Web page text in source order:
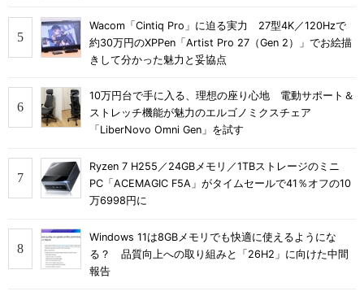
Wacom「Cintiq Pro」に迫る実力 27型4K／120Hzで
約30万円のXPPen「Artist Pro 27（Gen 2）」でお絵描
きして分かった魅力と妥協点
10万円台で手に入る、理想の座り心地 電動サポート＆
ストレッチ機能が魅力のエルゴノミクスチェア
「LiberNovo Omni Gen」を試す
Ryzen 7 H255／24GBメモリ／1TBストレージのミニ
PC「ACEMAGIC F5A」がタイムセールで41％オフの10
万6998円に
Windows 11は8GBメモリでも快適に使えるようにな
る？ 品質向上への取り組みと「26H2」に向けた中間
報告